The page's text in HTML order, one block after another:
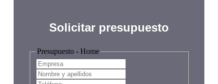
Solicitar presupuesto
Presupuesto - Home